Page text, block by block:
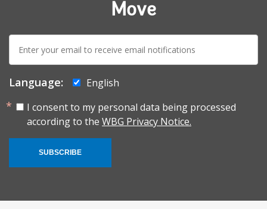
Move
E-
mail:
Language:
English
I consent to my personal data being processed
according to the WBG Privacy Notice.
SUBSCRIBE